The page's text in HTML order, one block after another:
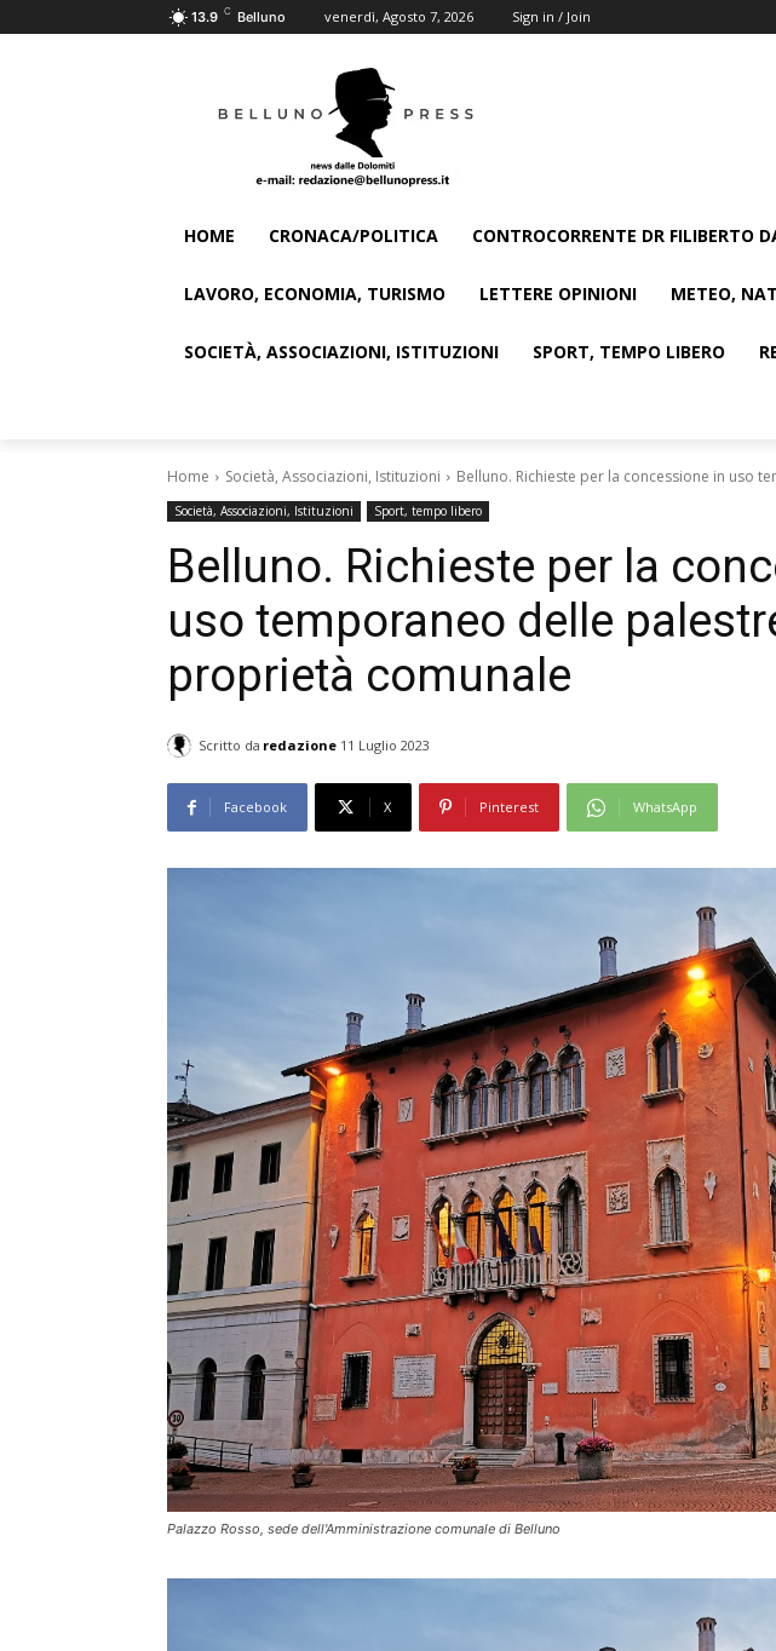
13.9 C Belluno venerdì, Agosto 7, 2026 Sign in / Join
HOME CRONACA/POLITICA CONTROCORRENTE DR FILIBERTO
LAVORO, ECONOMIA, TURISMO LETTERE OPINIONI METEO,
SOCIETÀ, ASSOCIAZIONI, ISTITUZIONI SPORT, TEMPO LIBERO
Home Società, Associazioni, Istituzioni Belluno. Richieste per la concessione in uso
Società, Associazioni, Istituzioni Sport, tempo libero
Belluno. Richieste per la
uso temporaneo delle
proprietà comunale
Scritto da redazione 11 Luglio 2023
Facebook X Pinterest WhatsApp
Palazzo Rosso, sede dell'Amministrazione comunale di Belluno